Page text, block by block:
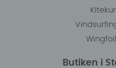
Butiken i